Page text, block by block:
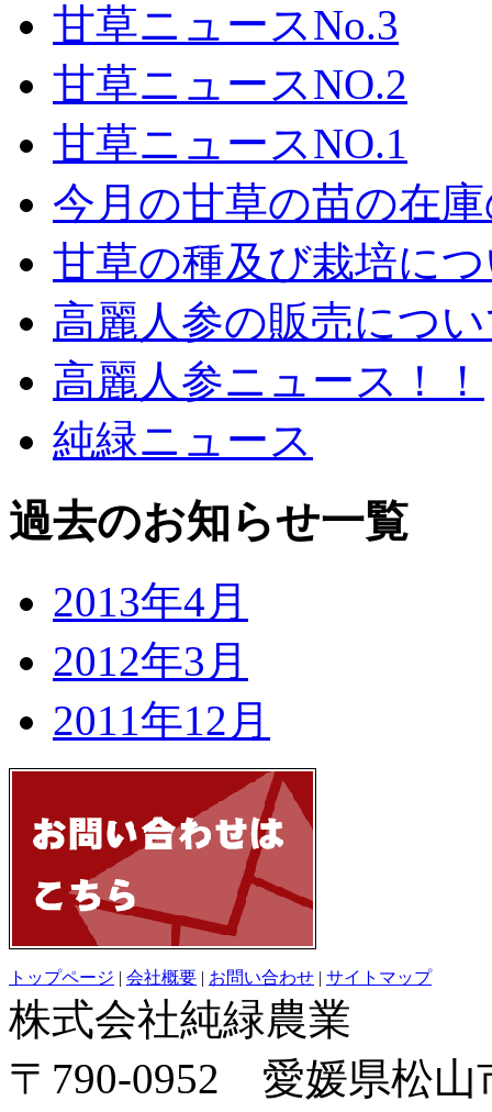
甘草ニュースNo.3
甘草ニュースNO.2
甘草ニュースNO.1
今月の甘草の苗の在
甘草の種及び栽培に
高麗人参の販売につ
高麗人参ニュース！！
純緑ニュース
過去のお知らせ一覧
2013年4月
2012年3月
2011年12月
トップページ | 会社概要 | お問い合わせ | サイトマップ
株式会社純緑農業
〒790-0952 愛媛県松山